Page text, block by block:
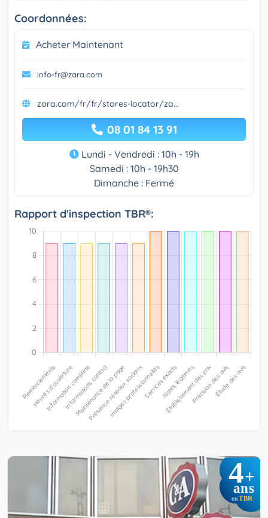
Coordonnées:
Acheter Maintenant
info-fr@zara.com
zara.com/fr/fr/stores-locator/za...
08 01 84 13 91
Lundi - Vendredi : 10h - 19h
Samedi : 10h - 19h30
Dimanche : Fermé
Rapport d'inspection TBR®:
4+
ans
en TBR